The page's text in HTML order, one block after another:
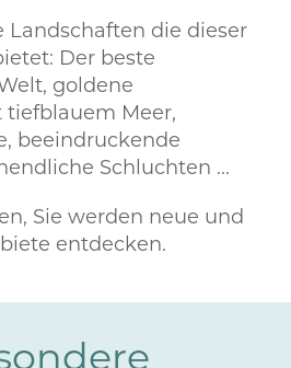
Landschaften die dieser
Der beste
goldene
Meer,
beeindruckende
Schluchten ...
Sie werden neue und
entdecken.